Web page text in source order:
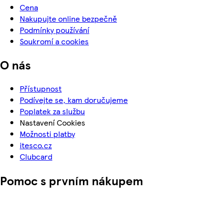
Cena
Nakupujte online bezpečně
Podmínky používání
Soukromí a cookies
O nás
Přístupnost
Podívejte se, kam doručujeme
Poplatek za službu
Nastavení Cookies
Možnosti platby
itesco.cz
Clubcard
Pomoc s prvním nákupem